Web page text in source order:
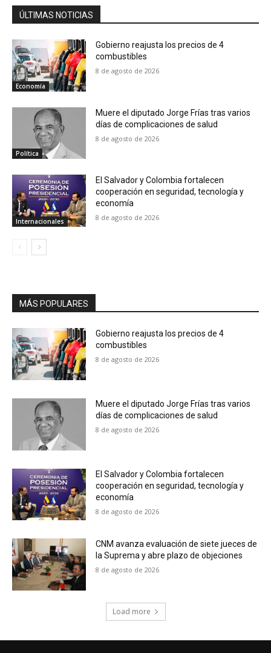
ÚLTIMAS NOTICIAS
Economía
Gobierno reajusta los precios de 4
combustibles
8 de agosto de 2026
Política
Muere el diputado Jorge Frías tras varios
días de complicaciones de salud
8 de agosto de 2026
Internacionales
El Salvador y Colombia fortalecen
cooperación en seguridad, tecnología y
economía
8 de agosto de 2026
MÁS POPULARES
Gobierno reajusta los precios de 4
combustibles
8 de agosto de 2026
Muere el diputado Jorge Frías tras varios
días de complicaciones de salud
8 de agosto de 2026
El Salvador y Colombia fortalecen
cooperación en seguridad, tecnología y
economía
8 de agosto de 2026
CNM avanza evaluación de siete jueces de
la Suprema y abre plazo de objeciones
8 de agosto de 2026
Load more